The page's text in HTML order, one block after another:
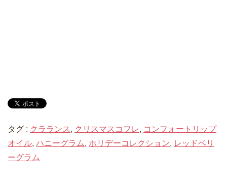
タグ : クラランス , クリスマスコフレ, コンフォートリップ
オイル, ハニーグラム, ホリデーコレクション, レッドベリ
ーグラム